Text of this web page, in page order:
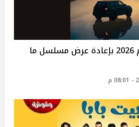
قناة cbc تفتتح عام 2026 بإعادة عرض مسلسل ما